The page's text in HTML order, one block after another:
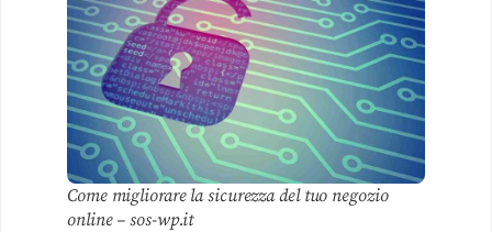
Come migliorare la sicurezza del tuo negozio
online – sos-wp.it